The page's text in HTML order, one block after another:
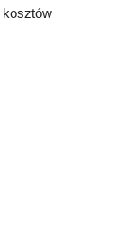
kosztów